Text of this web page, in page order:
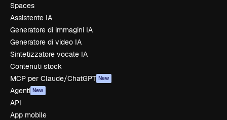
Spaces
Assistente IA
Generatore di immagini IA
Generatore di video IA
Sintetizzatore vocale IA
Contenuti stock
MCP per Claude/ChatGPT New
Agenti New
API
App mobile